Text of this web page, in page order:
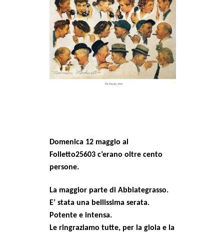
ZAM
MILANO
MOBILITAZIONI
SPAZI
SPORT POPOLARE
ANTIFASCISMO
DIRITTO ALL’ABITARE
MIGRAZIONI
PRECARIATO
REPRESSIONE
Domenica 12 maggio al
Folletto25603 c’erano oltre cento
persone.
La maggior parte di Abbiategrasso.
E’ stata una bellissima serata.
Potente e intensa.
Le ringraziamo tutte, per la gioia e la